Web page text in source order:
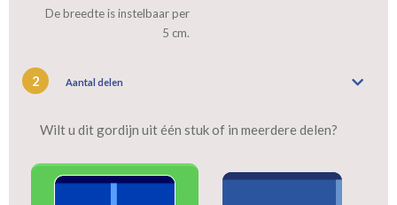
De breedte is instelbaar per
5 cm.
2 Aantal delen
Wilt u dit gordijn uit één stuk of in meerdere delen?